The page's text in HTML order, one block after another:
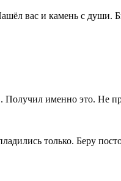
вас и камень с
именно это. Не
только. Беру